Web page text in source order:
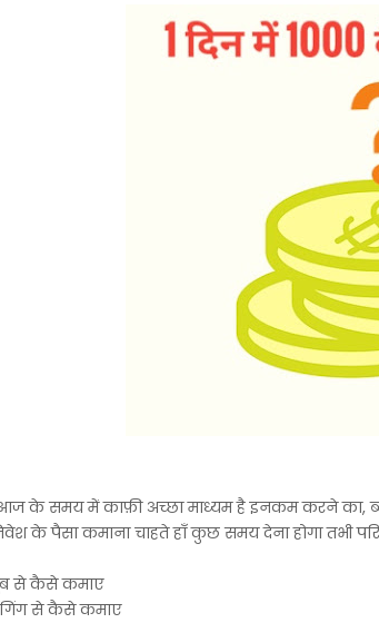
के समय में काफ़ी अच्छा माध्यम है इनकम करने का,
के पैसा कमाना चाहते हाँ कुछ समय देना होगा तभी
से कैसे कमाए
से कैसे कमाए